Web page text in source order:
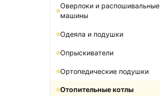
Оверлоки и распошивальные
машины
Одеяла и подушки
Опрыскиватели
Ортопедические подушки
Отопительные котлы